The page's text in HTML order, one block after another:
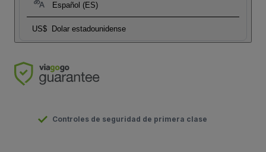
Español (ES)
US$ Dolar estadounidense
Controles de seguridad de primera clase